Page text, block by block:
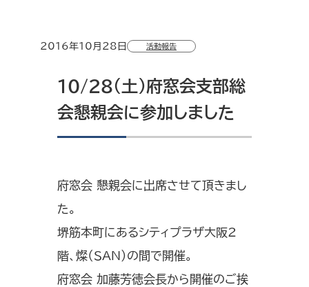
2016年10月28日 活動報告
10/28（土）府窓会支部総
会懇親会に参加しました
府窓会 懇親会に出席させて頂きまし
た。
堺筋本町にあるシティプラザ大阪2
階、燦（SAN）の間で開催。
府窓会 加藤芳徳会長から開催のご挨